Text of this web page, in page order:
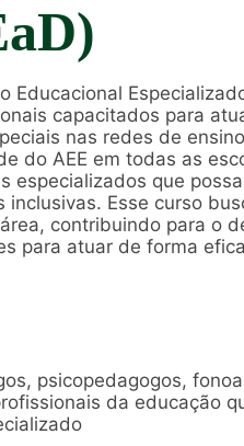
capacitados para
nas redes de
do AEE em todas as
especializados que
Esse curso
contribuindo para o
para atuar de forma
psicopedagogos,
da educação